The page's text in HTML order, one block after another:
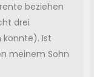
beziehen
drei
konnte). Ist
meinem Sohn